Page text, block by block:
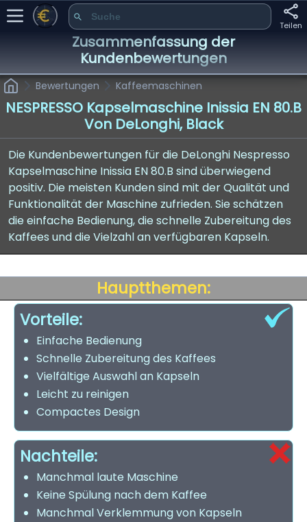
Teilen
Zusammenfassung der
Kundenbewertungen
Bewertungen Kaffeemaschinen
NESPRESSO Kapselmaschine Inissia EN 80.B
Von DeLonghi, Black
Die Kundenbewertungen für die DeLonghi Nespresso
Kapselmaschine Inissia EN 80.B sind überwiegend
positiv. Die meisten Kunden sind mit der Qualität und
Funktionalität der Maschine zufrieden. Sie schätzen
die einfache Bedienung, die schnelle Zubereitung des
Kaffees und die Vielzahl an verfügbaren Kapseln.
Hauptthemen:
Vorteile:
Einfache Bedienung
Schnelle Zubereitung des Kaffees
Vielfältige Auswahl an Kapseln
Leicht zu reinigen
Compactes Design
Nachteile:
Manchmal laute Maschine
Keine Spülung nach dem Kaffee
Manchmal Verklemmung von Kapseln